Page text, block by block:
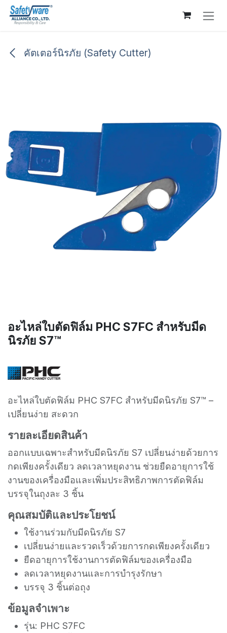
Skip to Content
คัตเตอร์นิรภัย (Safety Cutter)
อะไหล่ใบตัดฟิล์ม PHC S7FC สำหรับมีด
นิรภัย S7™
อะไหล่ใบตัดฟิล์ม PHC S7FC สำหรับมีดนิรภัย S7™ –
เปลี่ยนง่าย สะดวก
รายละเอียดสินค้า
ออกแบบเฉพาะสำหรับมีดนิรภัย S7 เปลี่ยนง่ายด้วยการ
กดเพียงครั้งเดียว ลดเวลาหยุดงาน ช่วยยืดอายุการใช้
งานของเครื่องมือและเพิ่มประสิทธิภาพการตัดฟิล์ม
บรรจุในถุงละ 3 ชิ้น
คุณสมบัติและประโยชน์
ใช้งานร่วมกับมีดนิรภัย S7
เปลี่ยนง่ายและรวดเร็วด้วยการกดเพียงครั้งเดียว
ยืดอายุการใช้งานการตัดฟิล์มของเครื่องมือ
ลดเวลาหยุดงานและการบำรุงรักษา
บรรจุ 3 ชิ้นต่อถุง
ข้อมูลจำเพาะ
รุ่น: PHC S7FC